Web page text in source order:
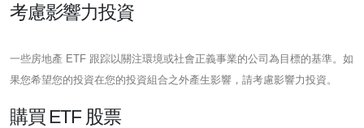
考慮影響力投資
一些房地產 ETF 跟踪以關注環境或社會正義事業的公司為目標的基準。如
果您希望您的投資在您的投資組合之外產生影響，請考慮影響力投資。
購買 ETF 股票